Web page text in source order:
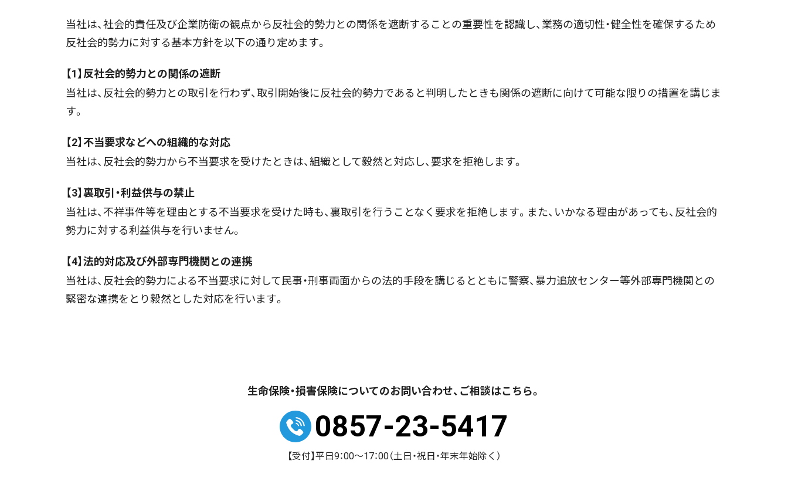
当社は、社会的責任及び企業防衛の観点から反社会的勢力との関係を遮断することの重要性を認識し、業務の適切性・健全性を確保するため
反社会的勢力に対する基本方針を以下の通り定めます。
【1】反社会的勢力との関係の遮断
当社は、反社会的勢力との取引を行わず、取引開始後に反社会的勢力であると判明したときも関係の遮断に向けて可能な限りの措置を講じま
す。
【2】不当要求などへの組織的な対応
当社は、反社会的勢力から不当要求を受けたときは、組織として毅然と対応し、要求を拒絶します。
【3】裏取引・利益供与の禁止
当社は、不祥事件等を理由とする不当要求を受けた時も、裏取引を行うことなく要求を拒絶します。また、いかなる理由があっても、反社会的
勢力に対する利益供与を行いません。
【4】法的対応及び外部専門機関との連携
当社は、反社会的勢力による不当要求に対して民事・刑事両面からの法的手段を講じるとともに警察、暴力追放センター等外部専門機関との
緊密な連携をとり毅然とした対応を行います。
生命保険・損害保険についてのお問い合わせ、ご相談はこちら。
0857-23-5417
【受付】平日9：00～17：00（土日・祝日・年末年始除く）